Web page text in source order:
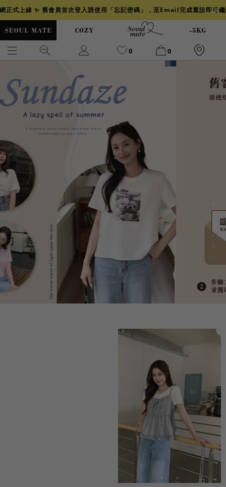
正式上線 ✨ 舊會員首次登入請使用「忘記密碼」，至Email完成重設即可
0 0
小香風 透膚 小香
襯衫 牛仔裙
涼感